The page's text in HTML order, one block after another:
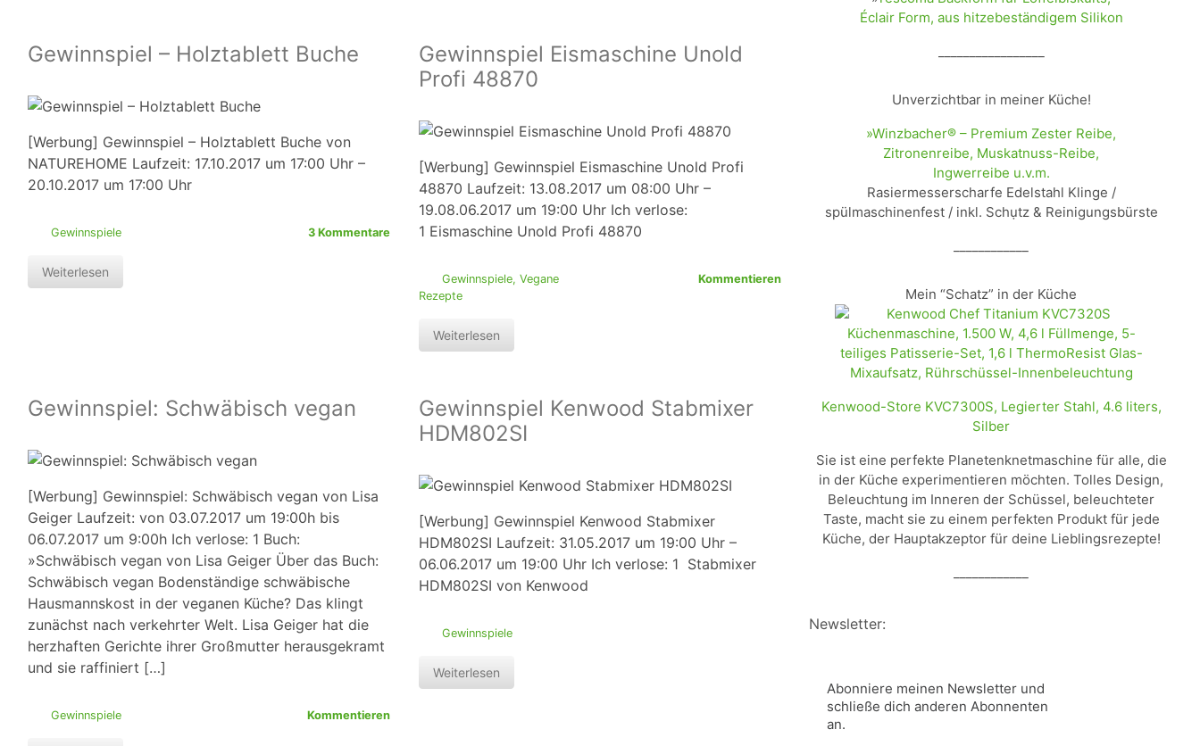
Gewinnspiel – Holztablett Buche
[Werbung] Gewinnspiel – Holztablett Buche von
NATUREHOME Laufzeit: 17.10.2017 um 17:00 Uhr –
20.10.2017 um 17:00 Uhr
Gewinnspiele 3 Kommentare
Weiterlesen
Gewinnspiel Eismaschine Unold
Profi 48870
[Werbung] Gewinnspiel Eismaschine Unold Profi
48870 Laufzeit: 13.08.2017 um 08:00 Uhr –
19.08.06.2017 um 19:00 Uhr Ich verlose:
1 Eismaschine Unold Profi 48870
Gewinnspiele, Vegane
Rezepte
Kommentieren
Weiterlesen
Gewinnspiel: Schwäbisch vegan
[Werbung] Gewinnspiel: Schwäbisch vegan von Lisa
Geiger Laufzeit: von 03.07.2017 um 19:00h bis
06.07.2017 um 9:00h Ich verlose: 1 Buch:
»Schwäbisch vegan von Lisa Geiger Über das Buch:
Schwäbisch vegan Bodenständige schwäbische
Hausmannskost in der veganen Küche? Das klingt
zunächst nach verkehrter Welt. Lisa Geiger hat die
herzhaften Gerichte ihrer Großmutter herausgekramt
und sie raffiniert […]
Gewinnspiele Kommentieren
Gewinnspiel Kenwood Stabmixer
HDM802SI
[Werbung] Gewinnspiel Kenwood Stabmixer
HDM802SI Laufzeit: 31.05.2017 um 19:00 Uhr –
06.06.2017 um 19:00 Uhr Ich verlose: 1 Stabmixer
HDM802SI von Kenwood
Gewinnspiele
Weiterlesen
Éclair Form, aus hitzebeständigem Silikon
Unverzichtbar in meiner Küche!
»Winzbacher® – Premium Zester Reibe,
Zitronenreibe, Muskatnuss-Reibe,
Ingwerreibe u.v.m.
Rasiermesserscharfe Edelstahl Klinge /
spülmaschinenfest / inkl. Schụtz & Reinigungsbürste
Mein “Schatz” in der Küche
Kenwood-Store KVC7300S, Legierter Stahl, 4.6 liters,
Silber
Sie ist eine perfekte Planetenknetmaschine für alle, die
in der Küche experimentieren möchten. Tolles Design,
Beleuchtung im Inneren der Schüssel, beleuchteter
Taste, macht sie zu einem perfekten Produkt für jede
Küche, der Hauptakzeptor für deine Lieblingsrezepte!
Newsletter:
Abonniere meinen Newsletter und
schließe dich anderen Abonnenten
an.